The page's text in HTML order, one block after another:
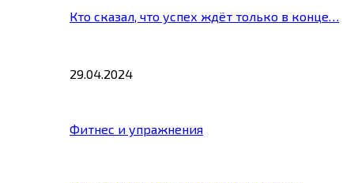
Кто сказал, что успех ждёт только в конце…
29.04.2024
Фитнес и упражнения